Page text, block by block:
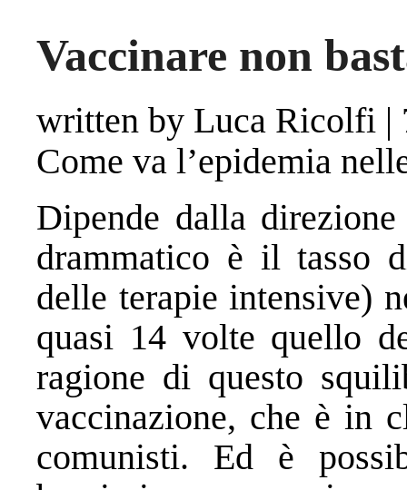
Vaccinare non
written by Luca Ricolfi |
Come va l’epidemia
Dipende dalla
drammatico è il tasso
delle terapie intensive)
quasi 14 volte quello
ragione di questo
vaccinazione, che è in
comunisti. Ed è